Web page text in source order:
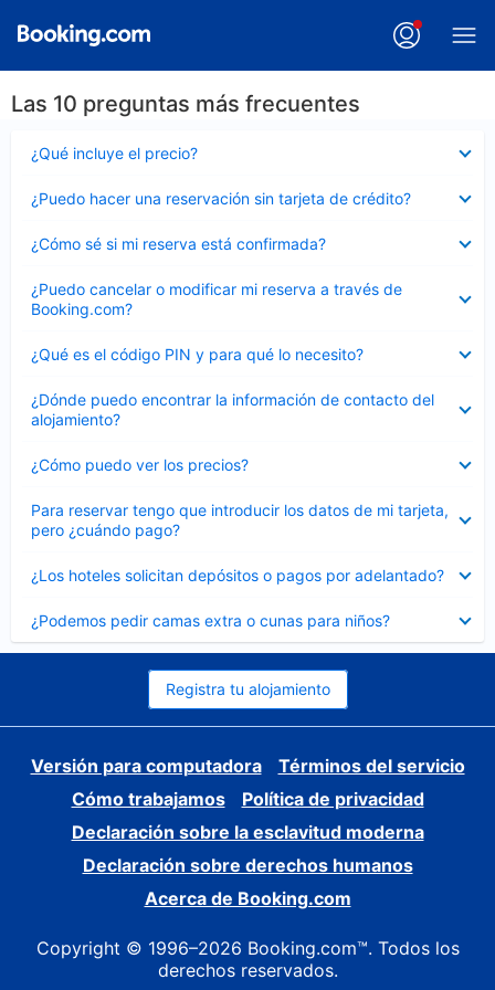
Las 10 preguntas más frecuentes
¿Qué incluye el precio?
cerrado
¿Puedo hacer una reservación sin tarjeta de crédito?
cerrado
¿Cómo sé si mi reserva está confirmada?
cerrado
¿Puedo cancelar o modificar mi reserva a través de
Booking.com?
cerrado
¿Qué es el código PIN y para qué lo necesito?
cerrado
¿Dónde puedo encontrar la información de contacto del
alojamiento?
cerrado
¿Cómo puedo ver los precios?
cerrado
Para reservar tengo que introducir los datos de mi tarjeta,
pero ¿cuándo pago?
cerrado
¿Los hoteles solicitan depósitos o pagos por adelantado?
cerrado
¿Podemos pedir camas extra o cunas para niños?
cerrado
Registra tu alojamiento
Versión para computadora
Términos del servicio
Cómo trabajamos
Política de privacidad
Declaración sobre la esclavitud moderna
Declaración sobre derechos humanos
Acerca de Booking.com
Copyright © 1996–2026 Booking.com™. Todos los
derechos reservados.